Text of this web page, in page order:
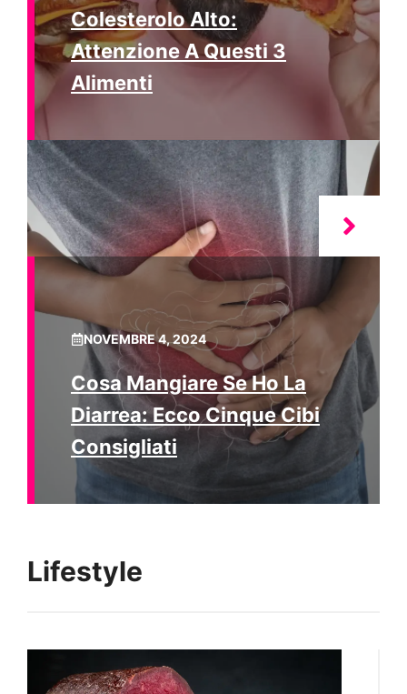
Colesterolo Alto:
Attenzione A Questi 3
Alimenti
NOVEMBRE 4, 2024
Cosa Mangiare Se Ho La
Diarrea: Ecco Cinque Cibi
Consigliati
Lifestyle